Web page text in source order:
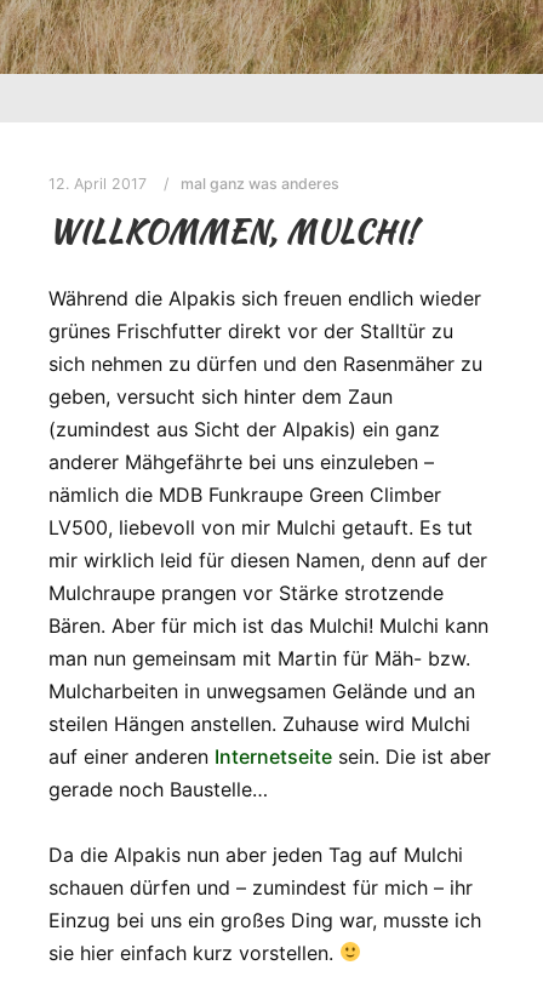
12. April 2017 mal ganz was anderes
WILLKOMMEN, MULCHI!
Während die Alpakis sich freuen endlich wieder
grünes Frischfutter direkt vor der Stalltür zu
sich nehmen zu dürfen und den Rasenmäher zu
geben, versucht sich hinter dem Zaun
(zumindest aus Sicht der Alpakis) ein ganz
anderer Mähgefährte bei uns einzuleben –
nämlich die MDB Funkraupe Green Climber
LV500, liebevoll von mir Mulchi getauft. Es tut
mir wirklich leid für diesen Namen, denn auf der
Mulchraupe prangen vor Stärke strotzende
Bären. Aber für mich ist das Mulchi! Mulchi kann
man nun gemeinsam mit Martin für Mäh- bzw.
Mulcharbeiten in unwegsamen Gelände und an
steilen Hängen anstellen. Zuhause wird Mulchi
auf einer anderen Internetseite sein. Die ist aber
gerade noch Baustelle…
Da die Alpakis nun aber jeden Tag auf Mulchi
schauen dürfen und – zumindest für mich – ihr
Einzug bei uns ein großes Ding war, musste ich
sie hier einfach kurz vorstellen.